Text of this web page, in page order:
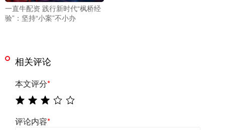
一直牛配资 践行新时代“枫桥经
验”：坚持“小案”不小办
相关评论
本文评分*
评论内容*